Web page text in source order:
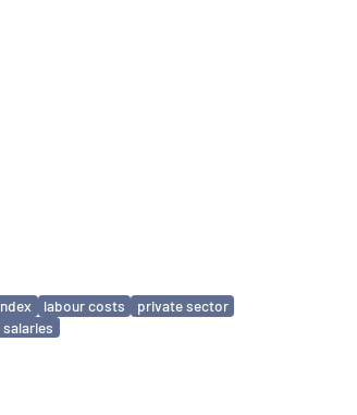
labour costs
private sector